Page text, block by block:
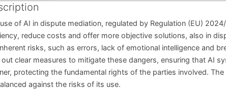
of AI in dispute mediation, regulated by Regulation (EU)
reduce costs and offer more objective solutions, also in
risks, such as errors, lack of emotional intelligence and
clear measures to mitigate these dangers, ensuring that AI
protecting the fundamental rights of the parties involved.
against the risks of its use.